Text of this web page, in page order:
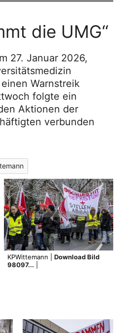
die UMG“
27. Januar 2026,
Warnstreik
folgte ein
Aktionen der
verbunden
KPWittemann | Download Bild
98097...